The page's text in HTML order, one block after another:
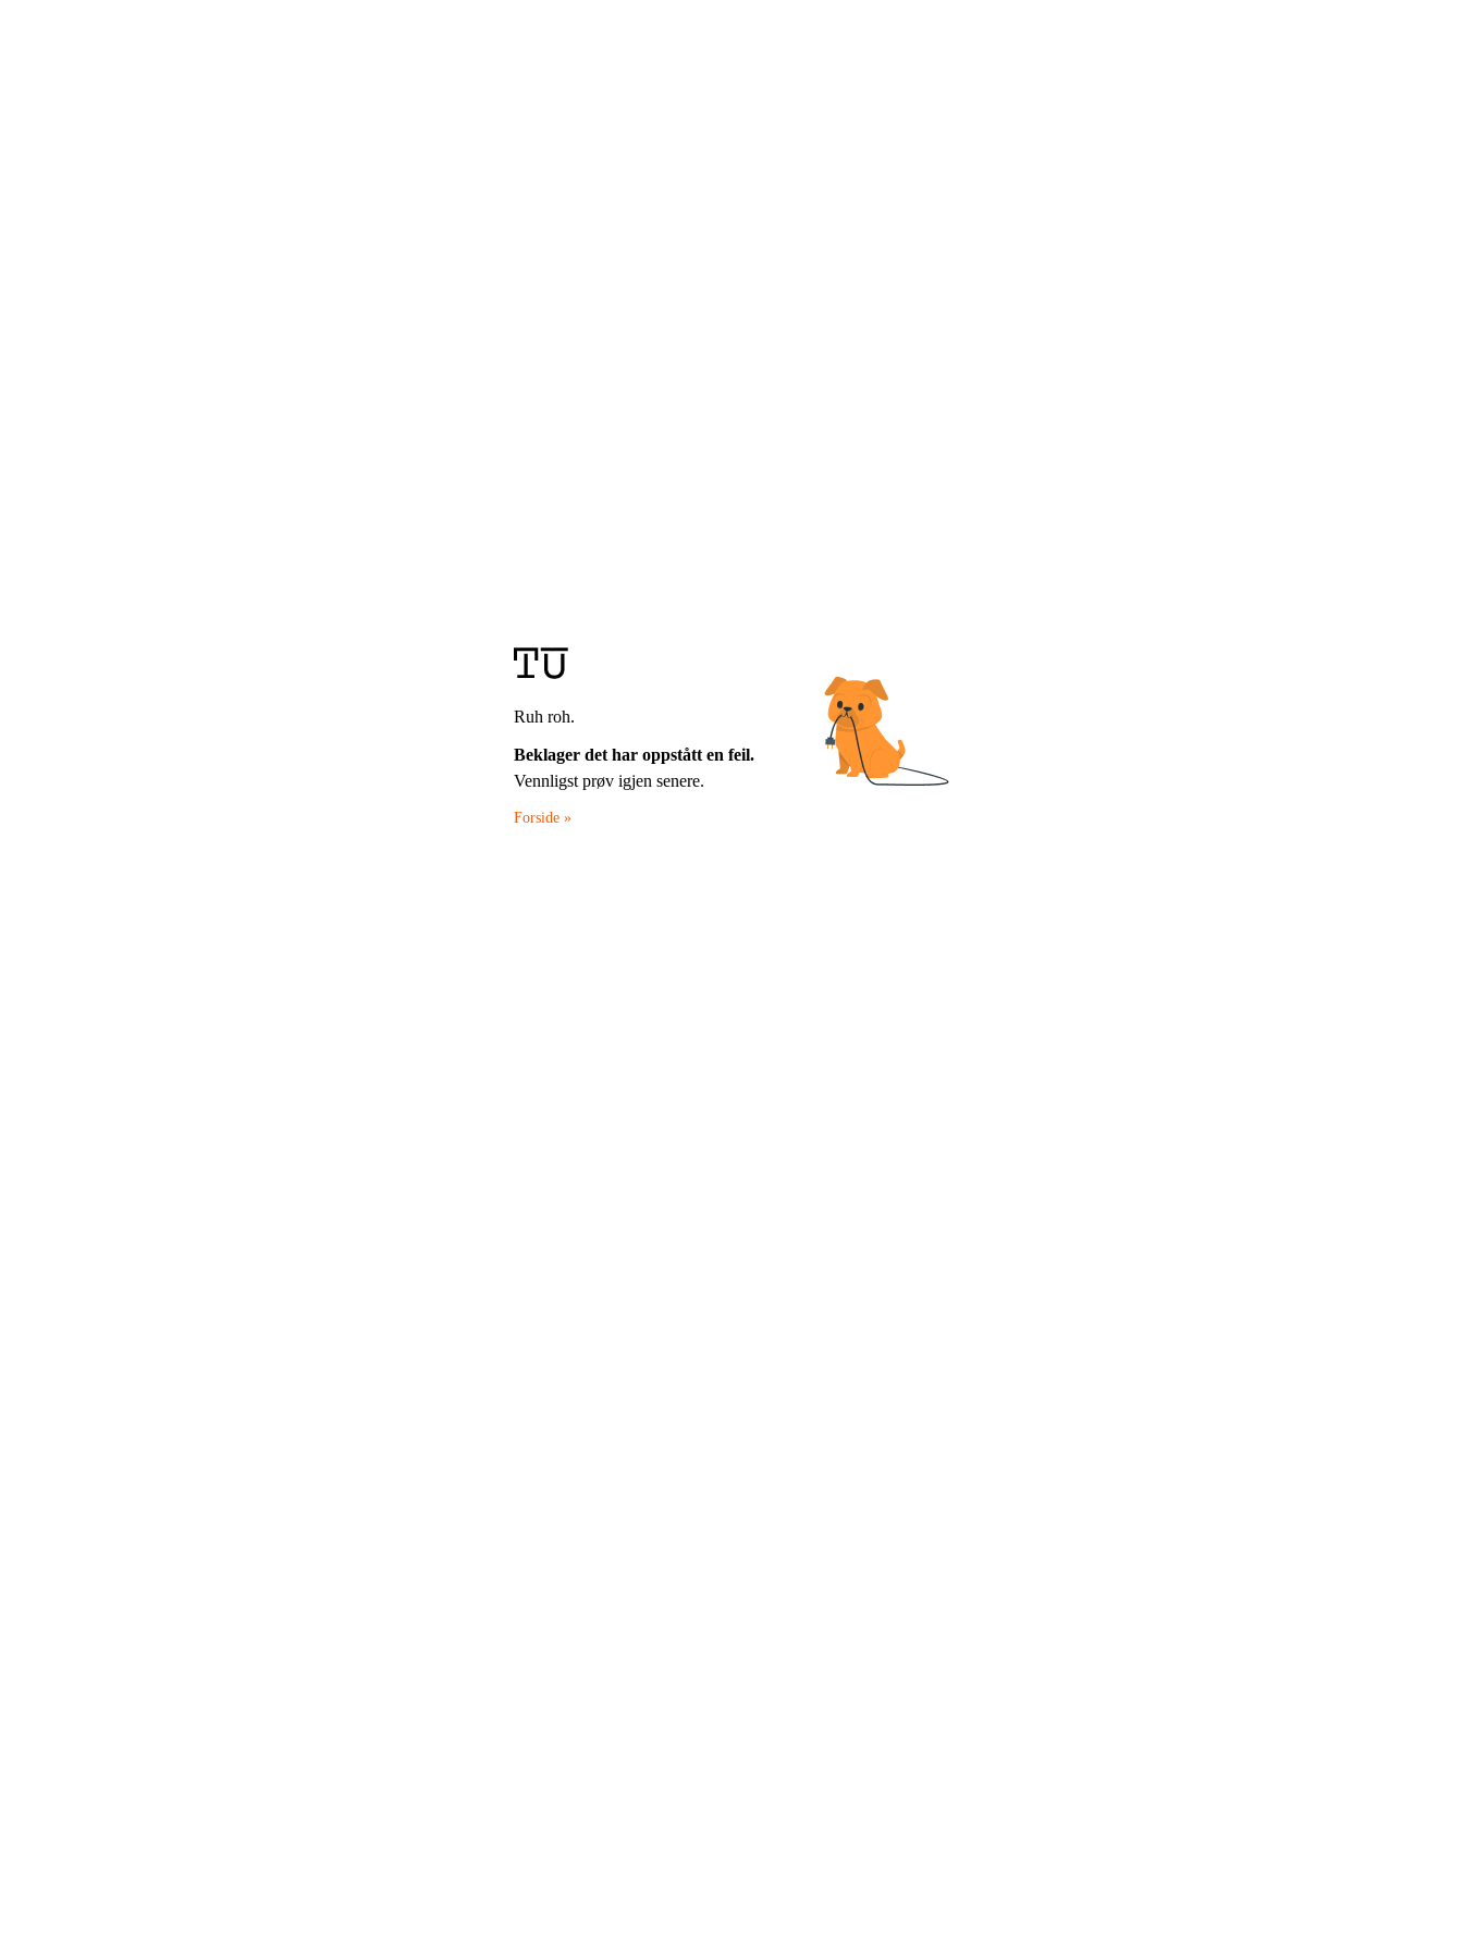
Ruh roh.
Beklager det har oppstått en feil.
Vennligst prøv igjen senere.
Forside »